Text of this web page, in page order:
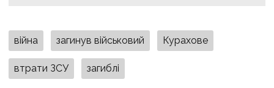
війна загинув військовий Курахове
втрати ЗСУ загиблі